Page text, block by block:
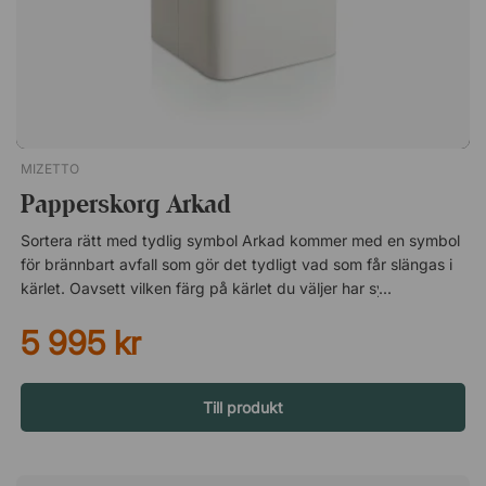
MIZETTO
Papperskorg Arkad
Sortera rätt med tydlig symbol Arkad kommer med en symbol
för brännbart avfall som gör det tydligt vad som får slängas i
kärlet. Oavsett vilken färg på kärlet du väljer har symbolen en
själv var på kärlet du vill fästa den – eller om du vill låta
papperskorgen vara utan! Om formgivaren – ADDI
Designstudio Addi är en designstudio baserad i Kalmar som
sedan 2006 tillhandahåller både kreativ och prisbelönt design
– för både den skandinaviska och internationella marknaden.
5 995 kr
Till produkt